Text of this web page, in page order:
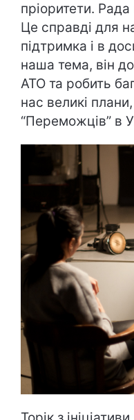
пріоритети.
Це справді для
підтримка і в
наша тема, він
АТО та робить
нас великі
“Переможців” в